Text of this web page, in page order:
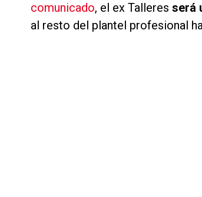
comunicado, el ex Talleres será
al resto del plantel profesional